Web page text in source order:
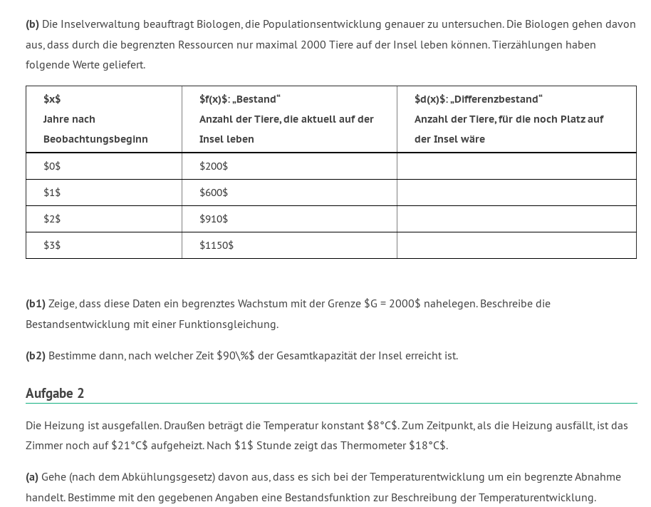
(b) Die Inselverwaltung beauftragt Biologen, die Populationsentwicklung genauer zu untersuchen. Die Biologen gehen davon
aus, dass durch die begrenzten Ressourcen nur maximal 2000 Tiere auf der Insel leben können. Tierzählungen haben
folgende Werte geliefert.
$x$
Jahre nach
Beobachtungsbeginn
$f(x)$: Bestand
Anzahl der Tiere, die aktuell auf der
Insel leben
$d(x)$: Differenzbestand
Anzahl der Tiere, für die noch Platz auf
der Insel wäre
$0$ $200$
$1$ $600$
$2$ $910$
$3$ $1150$
(b1) Zeige, dass diese Daten ein begrenztes Wachstum mit der Grenze $G = 2000$ nahelegen. Beschreibe die
Bestandsentwicklung mit einer Funktionsgleichung.
(b2) Bestimme dann, nach welcher Zeit $90\%$ der Gesamtkapazität der Insel erreicht ist.
Aufgabe 2
Die Heizung ist ausgefallen. Draußen beträgt die Temperatur konstant $8°C$. Zum Zeitpunkt, als die Heizung ausfällt, ist das
Zimmer noch auf $21°C$ aufgeheizt. Nach $1$ Stunde zeigt das Thermometer $18°C$.
(a) Gehe (nach dem Abkühlungsgesetz) davon aus, dass es sich bei der Temperaturentwicklung um ein begrenzte Abnahme
handelt. Bestimme mit den gegebenen Angaben eine Bestandsfunktion zur Beschreibung der Temperaturentwicklung.